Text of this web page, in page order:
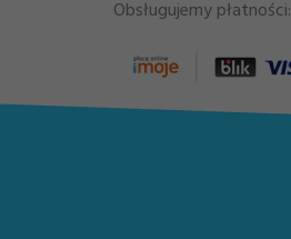
Obsługujemy płatności: